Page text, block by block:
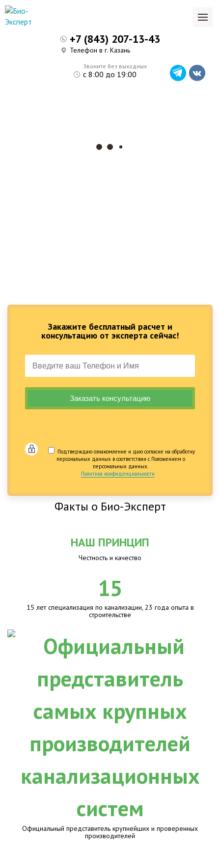
Закажите бесплатный расчет и
консультацию от эксперта сейчас!
Подтверждаю ознакомление и даю согласие на обработку
персональных данных в соответствии с Положением о
персональных данных.
Политика конфиденциальности
Звоните без выходных
с 8:00 до 19:00
+7 (843) 207-13-43
Телефон в г. Казань
Факты о Био-Эксперт
НАШ ПРИНЦИП
Честность и качество
15
15 лет специализация по канализации, 23 года опыта в
строительстве
Официальный представитель крупнейших и проверенных
производителей